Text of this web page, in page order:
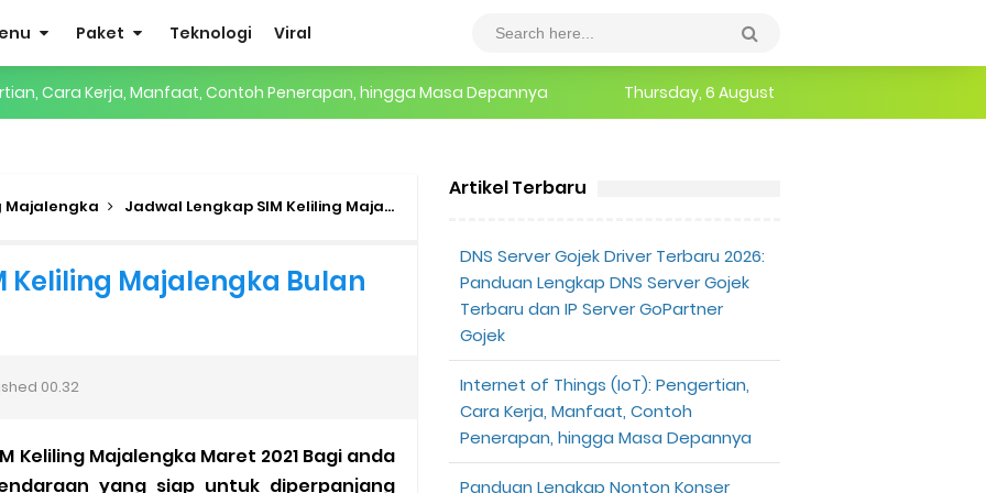
Paket Teknologi Viral
Cara Kerja, Manfaat, Contoh Penerapan, hingga Masa Depannya
Grabcar Terbaru
Diterima
Thursday, 6 August
Majalengka Jadwal Lengkap SIM Keliling Majalengka Bulan Maret 2021
Keliling Majalengka Bulan
00.32
Keliling Majalengka Maret 2021 Bagi anda
yang siap untuk diperpanjang
Artikel Terbaru
DNS Server Gojek Driver Terbaru 2026:
Panduan Lengkap DNS Server Gojek
Terbaru dan IP Server GoPartner
Gojek
Internet of Things (IoT): Pengertian,
Cara Kerja, Manfaat, Contoh
Penerapan, hingga Masa Depannya
Panduan Lengkap Nonton Konser